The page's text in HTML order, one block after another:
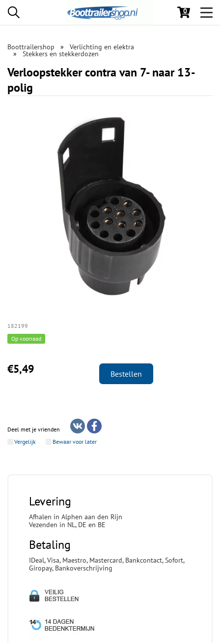
0
Boottrailershop Verlichting en elektra
Stekkers en stekkerdozen
Verloopstekker contra van 7- naar 13-
polig
182199
Op voorraad
€5,49 Bestellen
Deel met je vrienden
Vergelijk
Bewaar voor later
Levering
Afhalen in Alphen aan den Rijn
Vezenden in NL, DE en BE
Betaling
IDeal, Visa, Maestro, Mastercard, Bankcontact, Sofort,
Giropay, Bankoverschrijving